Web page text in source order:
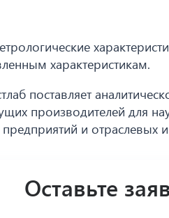
характеристикам.
поставляет
производителей для
и отраслевых
Оставьте